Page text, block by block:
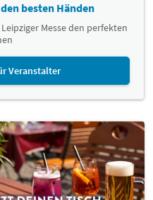
besten Händen
Messe den perfekten
Veranstalter